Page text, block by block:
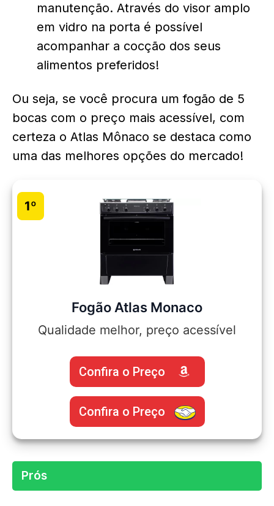
manutenção. Através do visor amplo
em vidro na porta é possível
acompanhar a cocção dos seus
alimentos preferidos!
Ou seja, se você procura um fogão de 5
bocas com o preço mais acessível, com
certeza o Atlas Mônaco se destaca como
uma das melhores opções do mercado!
1º
Fogão Atlas Monaco
Qualidade melhor, preço acessível
Confira o Preço
Confira o Preço
Prós